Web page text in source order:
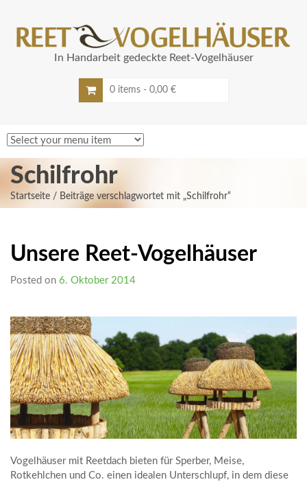
In Handarbeit gedeckte Reet-Vogelhäuser
0 items - 0,00 €
Schilfrohr
Startseite / Beiträge verschlagwortet mit „Schilfrohr“
Unsere Reet-Vogelhäuser
Posted on 6. Oktober 2014
Vogelhäuser mit Reetdach bieten für Sperber, Meise,
Rotkehlchen und Co. einen idealen Unterschlupf, in dem diese